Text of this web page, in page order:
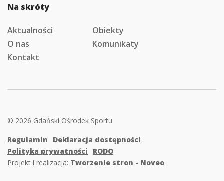
Na skróty
Aktualności
Obiekty
O nas
Komunikaty
Kontakt
© 2026 Gdański Ośrodek Sportu
Regulamin
Deklaracja dostępności
Polityka prywatności
RODO
Projekt i realizacja: Tworzenie stron - Noveo